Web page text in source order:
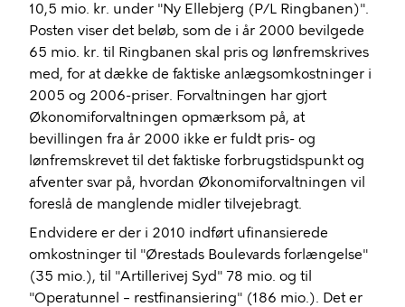
10,5 mio. kr. under "Ny Ellebjerg (P/L Ringbanen)".
Posten viser det beløb, som de i år 2000 bevilgede
65 mio. kr. til Ringbanen skal pris og lønfremskrives
med, for at dække de faktiske anlægsomkostninger i
2005 og 2006-priser. Forvaltningen har gjort
Økonomiforvaltningen opmærksom på, at
bevillingen fra år 2000 ikke er fuldt pris- og
lønfremskrevet til det faktiske forbrugstidspunkt og
afventer svar på, hvordan Økonomiforvaltningen vil
foreslå de manglende midler tilvejebragt.
Endvidere er der i 2010 indført ufinansierede
omkostninger til "Ørestads Boulevards forlængelse"
(35 mio.), til "Artillerivej Syd" 78 mio. og til
"Operatunnel – restfinansiering" (186 mio.). Det er